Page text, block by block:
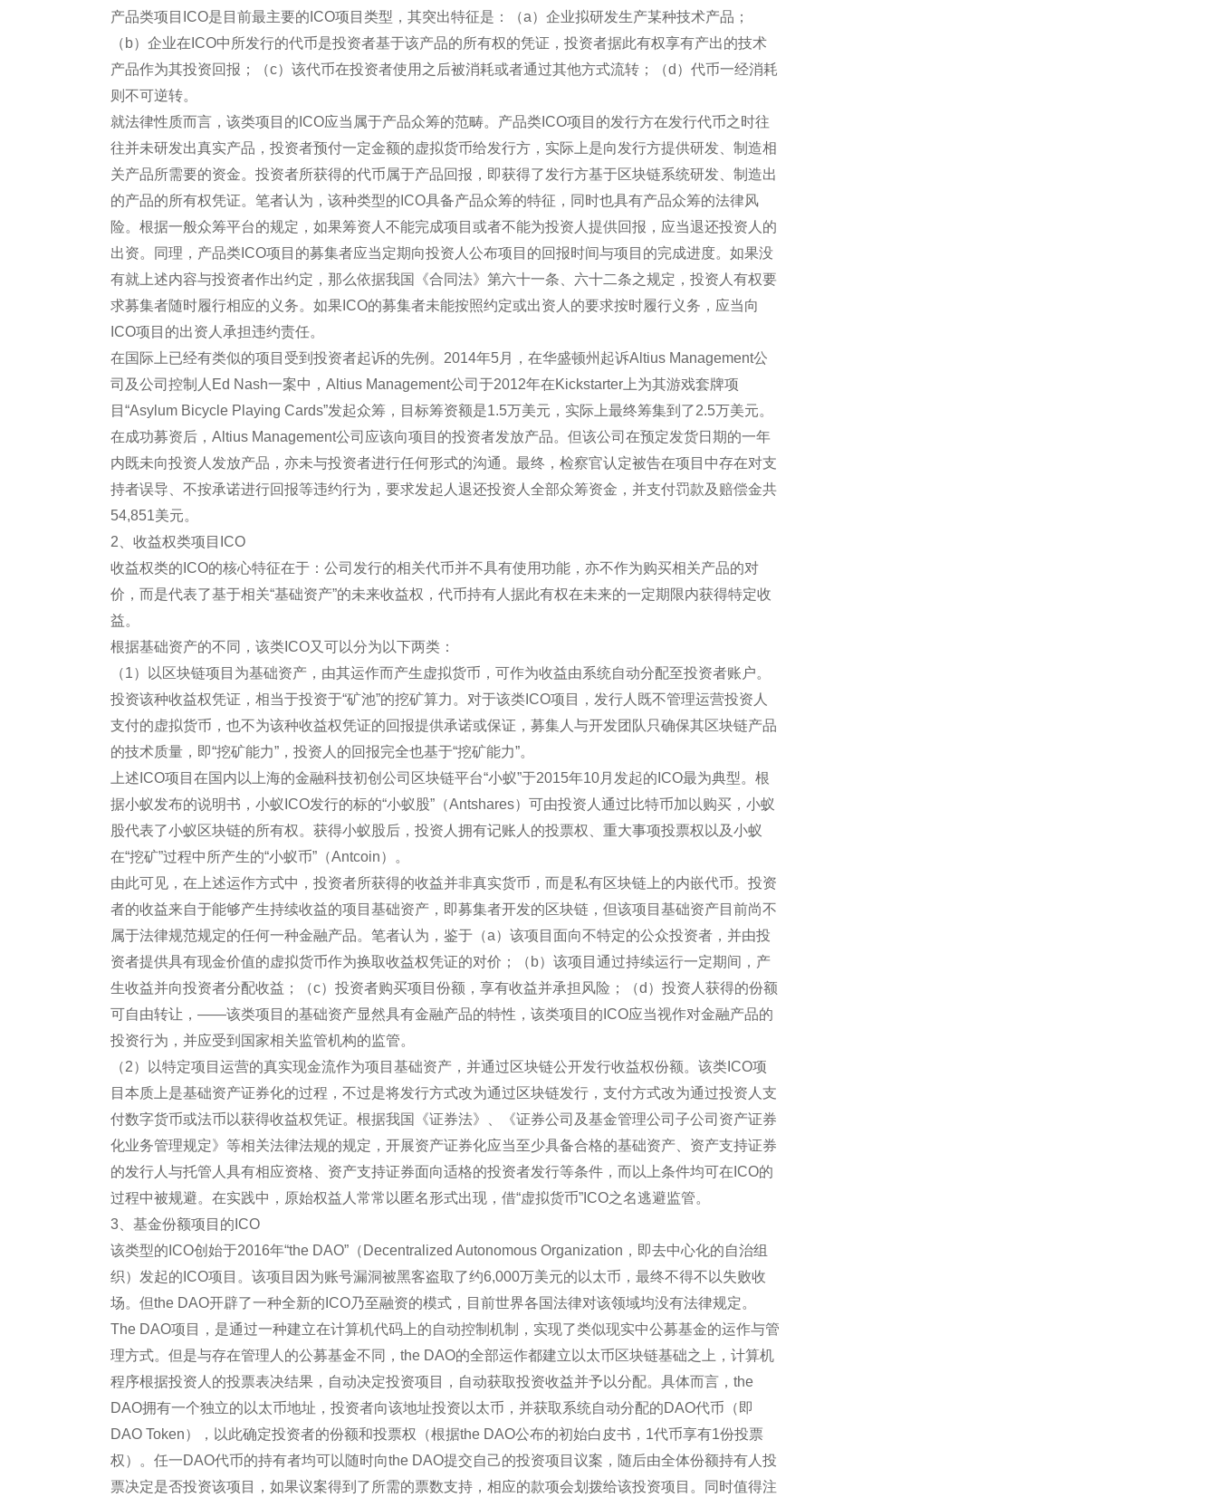
产品类项目ICO是目前最主要的ICO项目类型，其突出特征是：（a）企业拟研发生产某种技术产品；
（b）企业在ICO中所发行的代币是投资者基于该产品的所有权的凭证，投资者据此有权享有产出的技术
产品作为其投资回报；（c）该代币在投资者使用之后被消耗或者通过其他方式流转；（d）代币一经消耗
则不可逆转。
就法律性质而言，该类项目的ICO应当属于产品众筹的范畴。产品类ICO项目的发行方在发行代币之时往
往并未研发出真实产品，投资者预付一定金额的虚拟货币给发行方，实际上是向发行方提供研发、制造相
关产品所需要的资金。投资者所获得的代币属于产品回报，即获得了发行方基于区块链系统研发、制造出
的产品的所有权凭证。笔者认为，该种类型的ICO具备产品众筹的特征，同时也具有产品众筹的法律风
险。根据一般众筹平台的规定，如果筹资人不能完成项目或者不能为投资人提供回报，应当退还投资人的
出资。同理，产品类ICO项目的募集者应当定期向投资人公布项目的回报时间与项目的完成进度。如果没
有就上述内容与投资者作出约定，那么依据我国《合同法》第六十一条、六十二条之规定，投资人有权要
求募集者随时履行相应的义务。如果ICO的募集者未能按照约定或出资人的要求按时履行义务，应当向
ICO项目的出资人承担违约责任。
在国际上已经有类似的项目受到投资者起诉的先例。2014年5月，在华盛顿州起诉Altius Management公
司及公司控制人Ed Nash一案中，Altius Management公司于2012年在Kickstarter上为其游戏套牌项
目“Asylum Bicycle Playing Cards”发起众筹，目标筹资额是1.5万美元，实际上最终筹集到了2.5万美元。
在成功募资后，Altius Management公司应该向项目的投资者发放产品。但该公司在预定发货日期的一年
内既未向投资人发放产品，亦未与投资者进行任何形式的沟通。最终，检察官认定被告在项目中存在对支
持者误导、不按承诺进行回报等违约行为，要求发起人退还投资人全部众筹资金，并支付罚款及赔偿金共
54,851美元。
2、收益权类项目ICO
收益权类的ICO的核心特征在于：公司发行的相关代币并不具有使用功能，亦不作为购买相关产品的对
价，而是代表了基于相关“基础资产”的未来收益权，代币持有人据此有权在未来的一定期限内获得特定收
益。
根据基础资产的不同，该类ICO又可以分为以下两类：
（1）以区块链项目为基础资产，由其运作而产生虚拟货币，可作为收益由系统自动分配至投资者账户。
投资该种收益权凭证，相当于投资于“矿池”的挖矿算力。对于该类ICO项目，发行人既不管理运营投资人
支付的虚拟货币，也不为该种收益权凭证的回报提供承诺或保证，募集人与开发团队只确保其区块链产品
的技术质量，即“挖矿能力”，投资人的回报完全也基于“挖矿能力”。
上述ICO项目在国内以上海的金融科技初创公司区块链平台“小蚁”于2015年10月发起的ICO最为典型。根
据小蚁发布的说明书，小蚁ICO发行的标的“小蚁股”（Antshares）可由投资人通过比特币加以购买，小蚁
股代表了小蚁区块链的所有权。获得小蚁股后，投资人拥有记账人的投票权、重大事项投票权以及小蚁
在“挖矿”过程中所产生的“小蚁币”（Antcoin）。
由此可见，在上述运作方式中，投资者所获得的收益并非真实货币，而是私有区块链上的内嵌代币。投资
者的收益来自于能够产生持续收益的项目基础资产，即募集者开发的区块链，但该项目基础资产目前尚不
属于法律规范规定的任何一种金融产品。笔者认为，鉴于（a）该项目面向不特定的公众投资者，并由投
资者提供具有现金价值的虚拟货币作为换取收益权凭证的对价；（b）该项目通过持续运行一定期间，产
生收益并向投资者分配收益；（c）投资者购买项目份额，享有收益并承担风险；（d）投资人获得的份额
可自由转让，——该类项目的基础资产显然具有金融产品的特性，该类项目的ICO应当视作对金融产品的
投资行为，并应受到国家相关监管机构的监管。
（2）以特定项目运营的真实现金流作为项目基础资产，并通过区块链公开发行收益权份额。该类ICO项
目本质上是基础资产证券化的过程，不过是将发行方式改为通过区块链发行，支付方式改为通过投资人支
付数字货币或法币以获得收益权凭证。根据我国《证券法》、《证券公司及基金管理公司子公司资产证券
化业务管理规定》等相关法律法规的规定，开展资产证券化应当至少具备合格的基础资产、资产支持证券
的发行人与托管人具有相应资格、资产支持证券面向适格的投资者发行等条件，而以上条件均可在ICO的
过程中被规避。在实践中，原始权益人常常以匿名形式出现，借“虚拟货币”ICO之名逃避监管。
3、基金份额项目的ICO
该类型的ICO创始于2016年“the DAO”（Decentralized Autonomous Organization，即去中心化的自治组
织）发起的ICO项目。该项目因为账号漏洞被黑客盗取了约6,000万美元的以太币，最终不得不以失败收
场。但the DAO开辟了一种全新的ICO乃至融资的模式，目前世界各国法律对该领域均没有法律规定。
The DAO项目，是通过一种建立在计算机代码上的自动控制机制，实现了类似现实中公募基金的运作与管
理方式。但是与存在管理人的公募基金不同，the DAO的全部运作都建立以太币区块链基础之上，计算机
程序根据投资人的投票表决结果，自动决定投资项目，自动获取投资收益并予以分配。具体而言，the
DAO拥有一个独立的以太币地址，投资者向该地址投资以太币，并获取系统自动分配的DAO代币（即
DAO Token），以此确定投资者的份额和投票权（根据the DAO公布的初始白皮书，1代币享有1份投票
权）。任一DAO代币的持有者均可以随时向the DAO提交自己的投资项目议案，随后由全体份额持有人投
票决定是否投资该项目，如果议案得到了所需的票数支持，相应的款项会划拨给该投资项目。同时值得注